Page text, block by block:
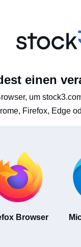
einen
um
Firefox, Edge
Browser